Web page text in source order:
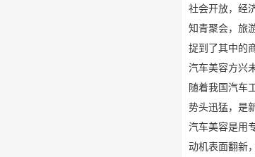
社会开放，经
知青聚会，旅
捉到了其中的
汽车美容方兴
随着我国汽车
势头迅猛，是
汽车美容是用
动机表面翻新